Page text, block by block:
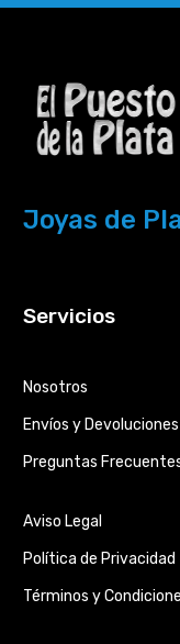
Joyas de
Servicios
Nosotros
Envíos y Devoluciones
Preguntas
Aviso Legal
Política de Privacidad
Términos y